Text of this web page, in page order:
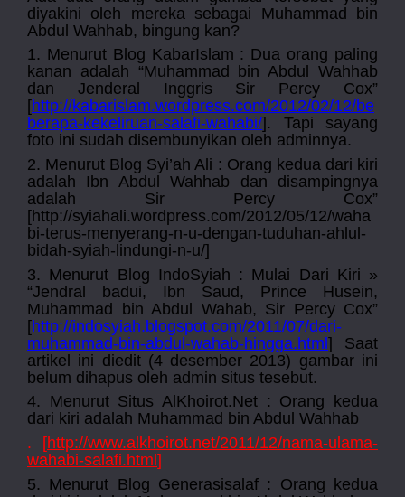
diyakini oleh mereka sebagai Muhammad bin
Abdul Wahhab, bingung kan?
1. Menurut Blog KabarIslam : Dua orang paling
kanan adalah “Muhammad bin Abdul Wahhab
dan Jenderal Inggris Sir Percy Cox”
[http://kabarislam.wordpress.com/2012/02/12/be
berapa-kekeliruan-salafi-wahabi/]. Tapi sayang
foto ini sudah disembunyikan oleh adminnya.
2. Menurut Blog Syi’ah Ali : Orang kedua dari kiri
adalah Ibn Abdul Wahhab dan disampingnya
adalah Sir Percy Cox”
[http://syiahali.wordpress.com/2012/05/12/waha
bi-terus-menyerang-n-u-dengan-tuduhan-ahlul-
bidah-syiah-lindungi-n-u/]
3. Menurut Blog IndoSyiah : Mulai Dari Kiri »
“Jendral badui, Ibn Saud, Prince Husein,
Muhammad bin Abdul Wahab, Sir Percy Cox”
[http://indosyiah.blogspot.com/2011/07/dari-
muhammad-bin-abdul-wahab-hingga.html] Saat
artikel ini diedit (4 desember 2013) gambar ini
belum dihapus oleh admin situs tesebut.
4. Menurut Situs AlKhoirot.Net : Orang kedua
dari kiri adalah Muhammad bin Abdul Wahhab
. [http://www.alkhoirot.net/2011/12/nama-ulama-
wahabi-salafi.html ]
5. Menurut Blog Generasisalaf : Orang kedua